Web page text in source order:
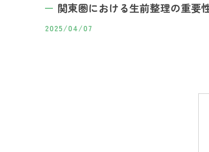
関東圏における生前整理の重要
2025/04/07